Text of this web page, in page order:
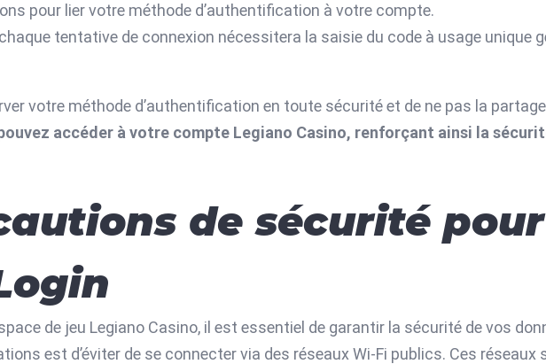
pour lier votre méthode d’authentification à votre compte.
tentative de connexion nécessitera la saisie du code à usage unique
votre méthode d’authentification en toute sécurité et de ne pas la
accéder à votre compte Legiano Casino, renforçant ainsi la
de sécurité
de jeu Legiano Casino, il est essentiel de garantir la sécurité de vos
est d’éviter de se connecter via des réseaux Wi-Fi publics. Ces